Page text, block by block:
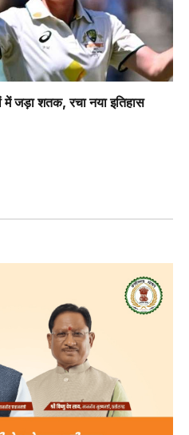
जड़ा शतक, रचा नया इतिहास